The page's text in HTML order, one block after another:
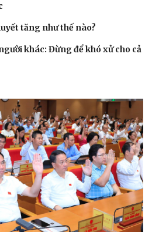
tăng như thế nào?
khác: Đừng để khó xử cho cả